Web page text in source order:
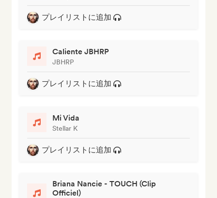
プレイリストに追加
Caliente JBHRP
JBHRP
プレイリストに追加
Mi Vida
Stellar K
プレイリストに追加
Briana Nancie - TOUCH (Clip
Officiel)